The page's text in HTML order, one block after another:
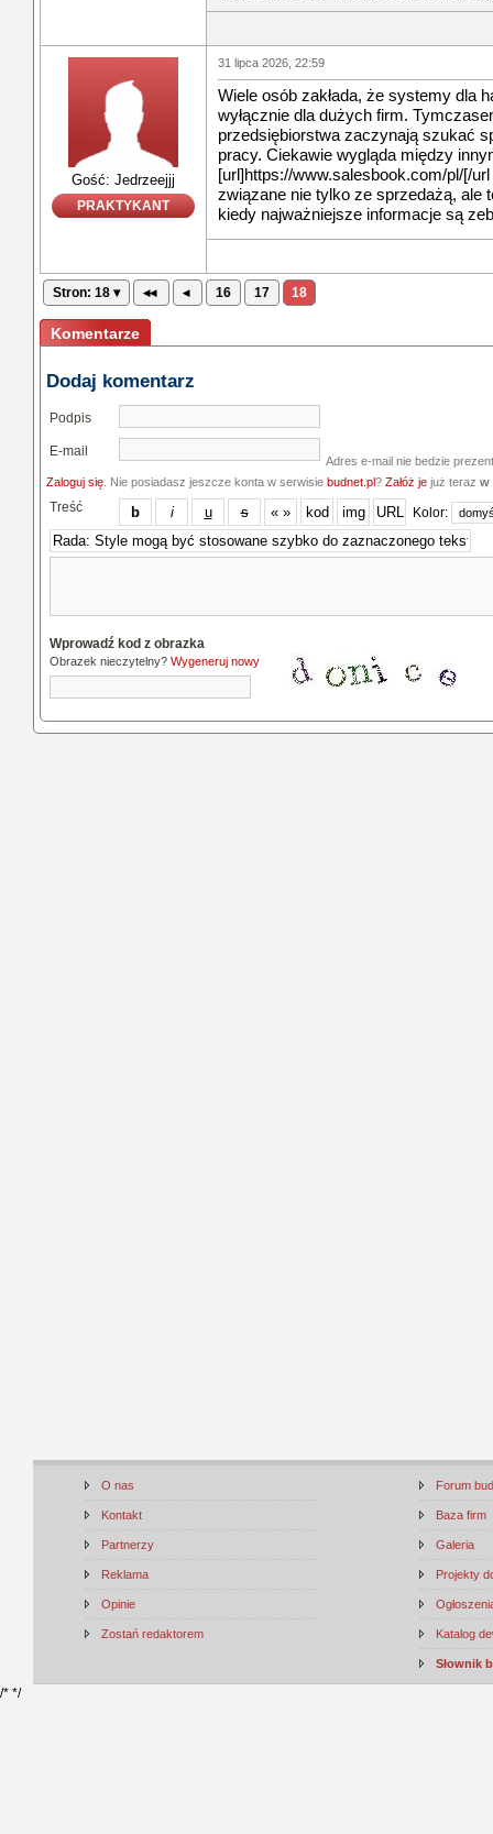
Gość: Jedrzeejjj
PRAKTYKANT
31 lipca 2026, 22:59
Wiele osób zakłada, że systemy dla
wyłącznie dla dużych firm.
przedsiębiorstwa zaczynają szukać
pracy. Ciekawie wygląda między
[url]https://www.salesbook.com/pl/[/
związane nie tylko ze sprzedażą, ale
kiedy najważniejsze informacje są
Stron: 18 ▾ ◂◂ ◂ 16 17 18
Komentarze
Dodaj komentarz
Podpis
E-mail
Adres e-mail nie bedzie
Zaloguj się . Nie posiadasz jeszcze konta w serwisie budnet.pl? Załóż je już teraz w
Treść Kolor:
Wprowadź kod z obrazka
Obrazek nieczytelny? Wygeneruj nowy
O nas
Kontakt
Partnerzy
Reklama
Opinie
Zostań redaktorem
Forum
Baza firm
Galeria
Projekty
Katalog
Słownik
/* */